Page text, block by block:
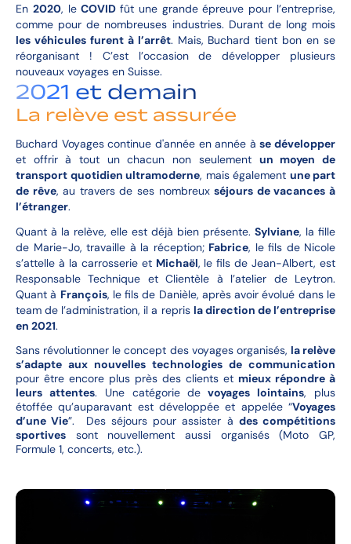
En 2020, leCOVIDfût une grande épreuve pour l’entreprise,
comme pour de nombreuses industries. Durant de long mois
les véhicules furent à l’arrêt. Mais, Buchard tient bon en se
réorganisant ! C’est l’occasion de développer plusieurs
nouveaux voyages en Suisse.
2021 et demain
La relève est assurée
Buchard Voyages continue d'année en année àse développer
et offrir à tout un chacun non seulement un moyen de
transport quotidien ultramoderne, mais également une part
de rêve, au travers de ses nombreuxséjours de vacances à
l’étranger.
Quant à la relève, elle est déjà bien présente. Sylviane, la fille
de Marie-Jo, travaille à la réception; Fabrice, le fils de Nicole
s’attelle à la carrosserie et Michaël, le fils de Jean-Albert, est
Responsable Technique et Clientèle à l’atelier de Leytron.
Quant à François, le fils de Danièle, après avoir évolué dans le
team de l’administration, il a repris la direction de l’entreprise
en 2021.
Sans révolutionner le concept des voyages organisés, la relève
s’adapte aux nouvelles technologies de communication
pour être encore plus près des clients et mieux répondre à
leurs attentes. Une catégorie de voyages lointains, plus
étoffée qu’auparavant est développée et appelée “Voyages
d’une Vie”. Des séjours pour assister à des compétitions
sportives sont nouvellement aussi organisés (Moto GP,
Formule 1, concerts, etc.).